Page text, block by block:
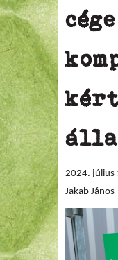
cége
2024. július
Jakab János